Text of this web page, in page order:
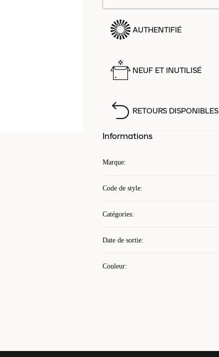
AUTHENTIFIÉ
NEUF ET INUTILISÉ
RETOURS DISPONIBLES
Informations
Marque:
Code de style:
Catégories:
Date de sortie:
Couleur: